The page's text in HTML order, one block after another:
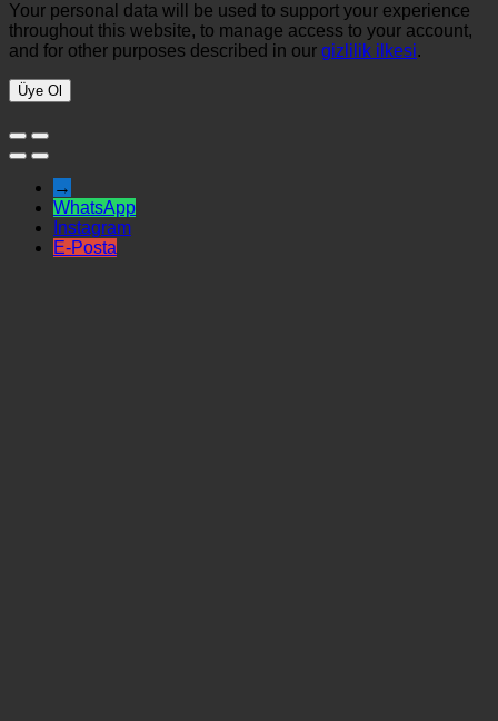
Your personal data will be used to support your experience
throughout this website, to manage access to your account,
and for other purposes described in our gizlilik ilkesi.
Üye Ol
→
WhatsApp
Instagram
E-Posta